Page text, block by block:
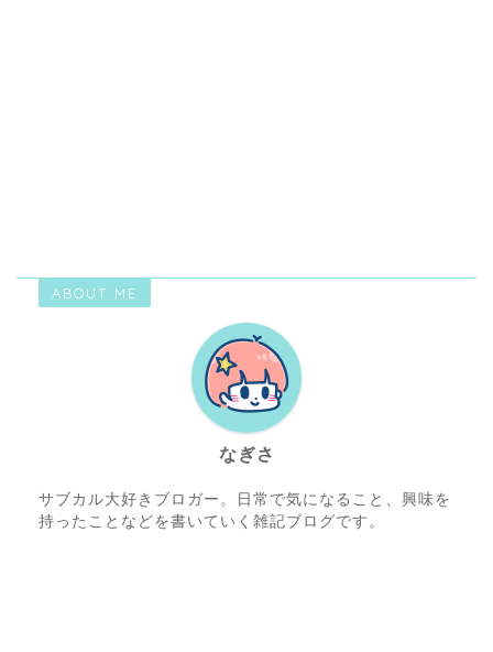
ABOUT ME
なぎさ
サブカル大好きブロガー。日常で気になること、興味を
持ったことなどを書いていく雑記ブログです。